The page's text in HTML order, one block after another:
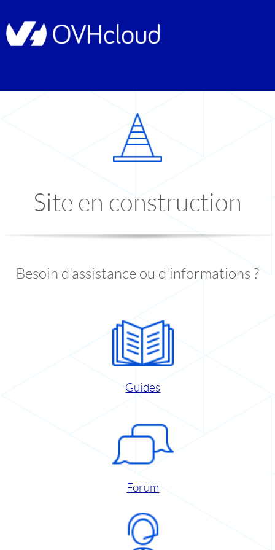
Site en construction
Besoin d'assistance ou d'informations ?
Guides
Forum